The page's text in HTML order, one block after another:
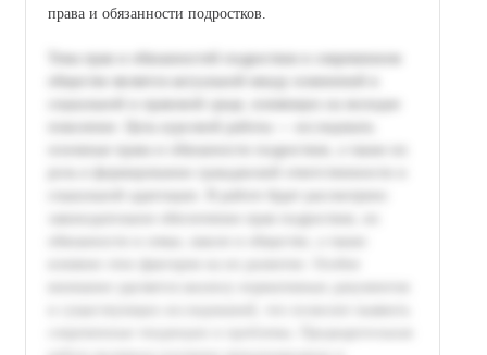
права и обязанности подростков.